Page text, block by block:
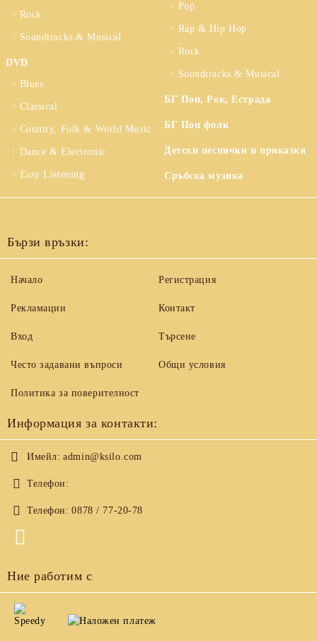
Rock
Soundtracks & Musical
DVD
Blues
Classical
Country, Folk & World Music
Dance & Electronic
Easy Listening
Pop
Rap & Hip Hop
Rock
Soundtracks & Musical
БГ Поп, Рок, Естрада
БГ Поп фолк
Детски песнички и приказки
Сръбска музика
Бързи връзки:
Начало
Рекламации
Вход
Често задавани въпроси
Регистрация
Контакт
Търсене
Общи условия
Политика за поверителност
Информация за контакти:
Имейл: admin@ksilo.com
Телефон:
Телефон: 0878 / 77-20-78
Ние работим с